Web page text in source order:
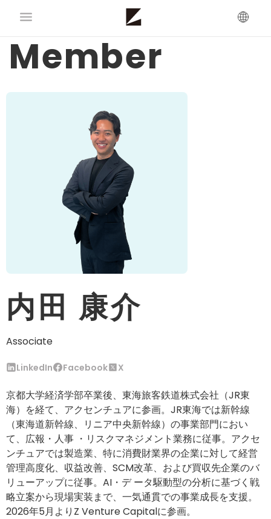
Member
内田 康介
Associate
LinkedIn Facebook X
京都大学経済学部卒業後、東海旅客鉄道株式会社（JR東
海）を経て、アクセンチュアに参画。JR東海では新幹線
（東海道新幹線、リニア中央新幹線）の事業部門におい
て、広報・人事 ・リスクマネジメント業務に従事。アクセ
ンチュアでは製造業、特に消費財業界の企業に対して経営
管理高度化、収益改善、SCM改革、および買収先企業のバ
リューアップに従事。AI・デ ータ駆動型の分析に基づく戦
略立案から現場実装まで、一気通貫での事業成長を支援。
2026年5月よりZ Venture Capitalに参画。